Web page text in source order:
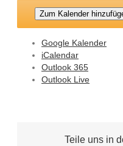
Zum Kalender
Google Kalender
iCalendar
Outlook 365
Outlook Live
Teile uns in